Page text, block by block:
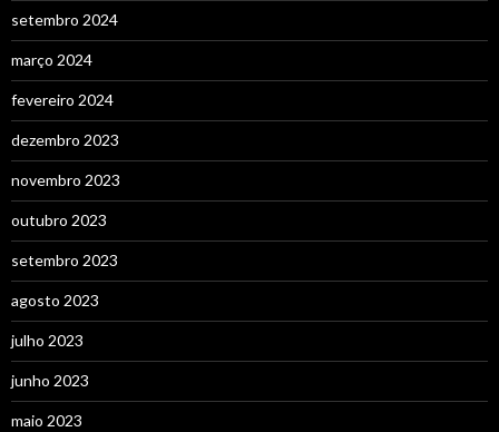
setembro 2024
março 2024
fevereiro 2024
dezembro 2023
novembro 2023
outubro 2023
setembro 2023
agosto 2023
julho 2023
junho 2023
maio 2023